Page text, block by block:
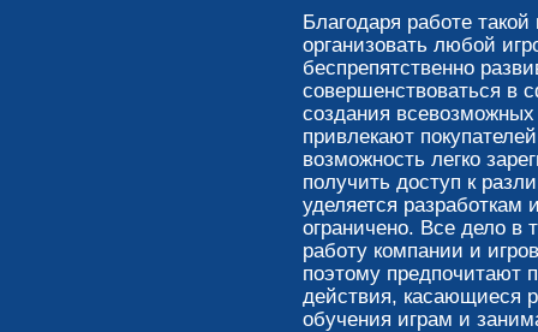
Благодаря работе
организовать любой
беспрепятственно
совершенствоваться в
создания
привлекают
возможность легко
получить доступ к
уделяется разработкам
ограничено. Все дело в
работу компании и
поэтому предпочитают
действия, касающиеся
обучения играм и